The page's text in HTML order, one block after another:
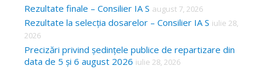
Rezultate finale – Consilier IA S august 7, 2026
Rezultate la selecția dosarelor – Consilier IA S iulie 28,
2026
Precizări privind ședințele publice de repartizare din
data de 5 și 6 august 2026 iulie 28, 2026